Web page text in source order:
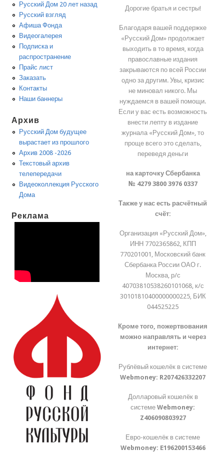
Русский Дом 20 лет назад
Русский взгляд
Афиша Фонда
Видеогалерея
Подписка и
распространение
Прайс лист
Заказать
Контакты
Наши баннеры
Архив
Русский Дом будущее
вырастает из прошлого
Архив 2008 -2026
Текстовый архив
телепередачи
Видеоколлекция Русского
Дома
Реклама
Дорогие братья и сестры!
Благодаря вашей поддержке
«Русский Дом» продолжает
выходить в то время, когда
православные издания
закрываются по всей России
одно за другим. Увы, кризис
не миновал никого. Мы
нуждаемся в вашей помощи.
Если у вас есть возможность
внести лепту в издание
журнала «Русский Дом», то
проще всего это сделать,
переведя деньги
на карточку Сбербанка
№ 4279 3800 3976 0337
Также у нас есть расчётный
счёт:
Организация «Русский Дом»,
ИНН 7702365862, КПП
770201001, Московский банк
Сбербанка России ОАО г.
Москва, р/с
40703810538260101068, к/с
30101810400000000225, БИК
044525225
Кроме того, пожертвования
можно направлять и через
интернет:
Рублёвый кошелёк в системе
Webmoney: R207426332207
Долларовый кошелёк в
системеWebmoney:
Z406090803927
Евро-кошелёк в системе
Webmoney: E196200153466